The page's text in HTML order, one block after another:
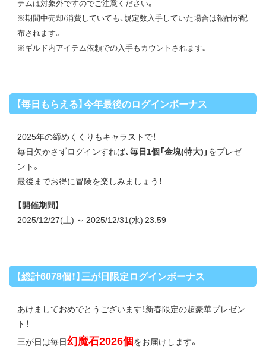
テムは対象外ですのでご注意ください。
※期間中売却/消費していても、規定数入手していた場合は報酬が配
布されます。
※ギルド内アイテム依頼での入手もカウントされます。
【毎日もらえる】今年最後のログインボーナス
2025年の締めくくりもキャラストで！
毎日欠かさずログインすれば、毎日1個「金塊(特大)」 をプレゼ
ント。
最後までお得に冒険を楽しみましょう！
【開催期間】
2025/12/27(土) ～ 2025/12/31(水) 23:59
【総計6078個！】三が日限定ログインボーナス
あけましておめでとうございます！新春限定の超豪華プレゼン
ト！
三が日は毎日幻魔石2026個をお届けします。